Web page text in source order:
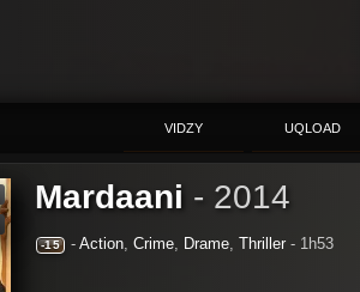
VIDZY UQLOAD
Mardaani - 2014
-15 - Action, Crime, Drame, Thriller - 1h53